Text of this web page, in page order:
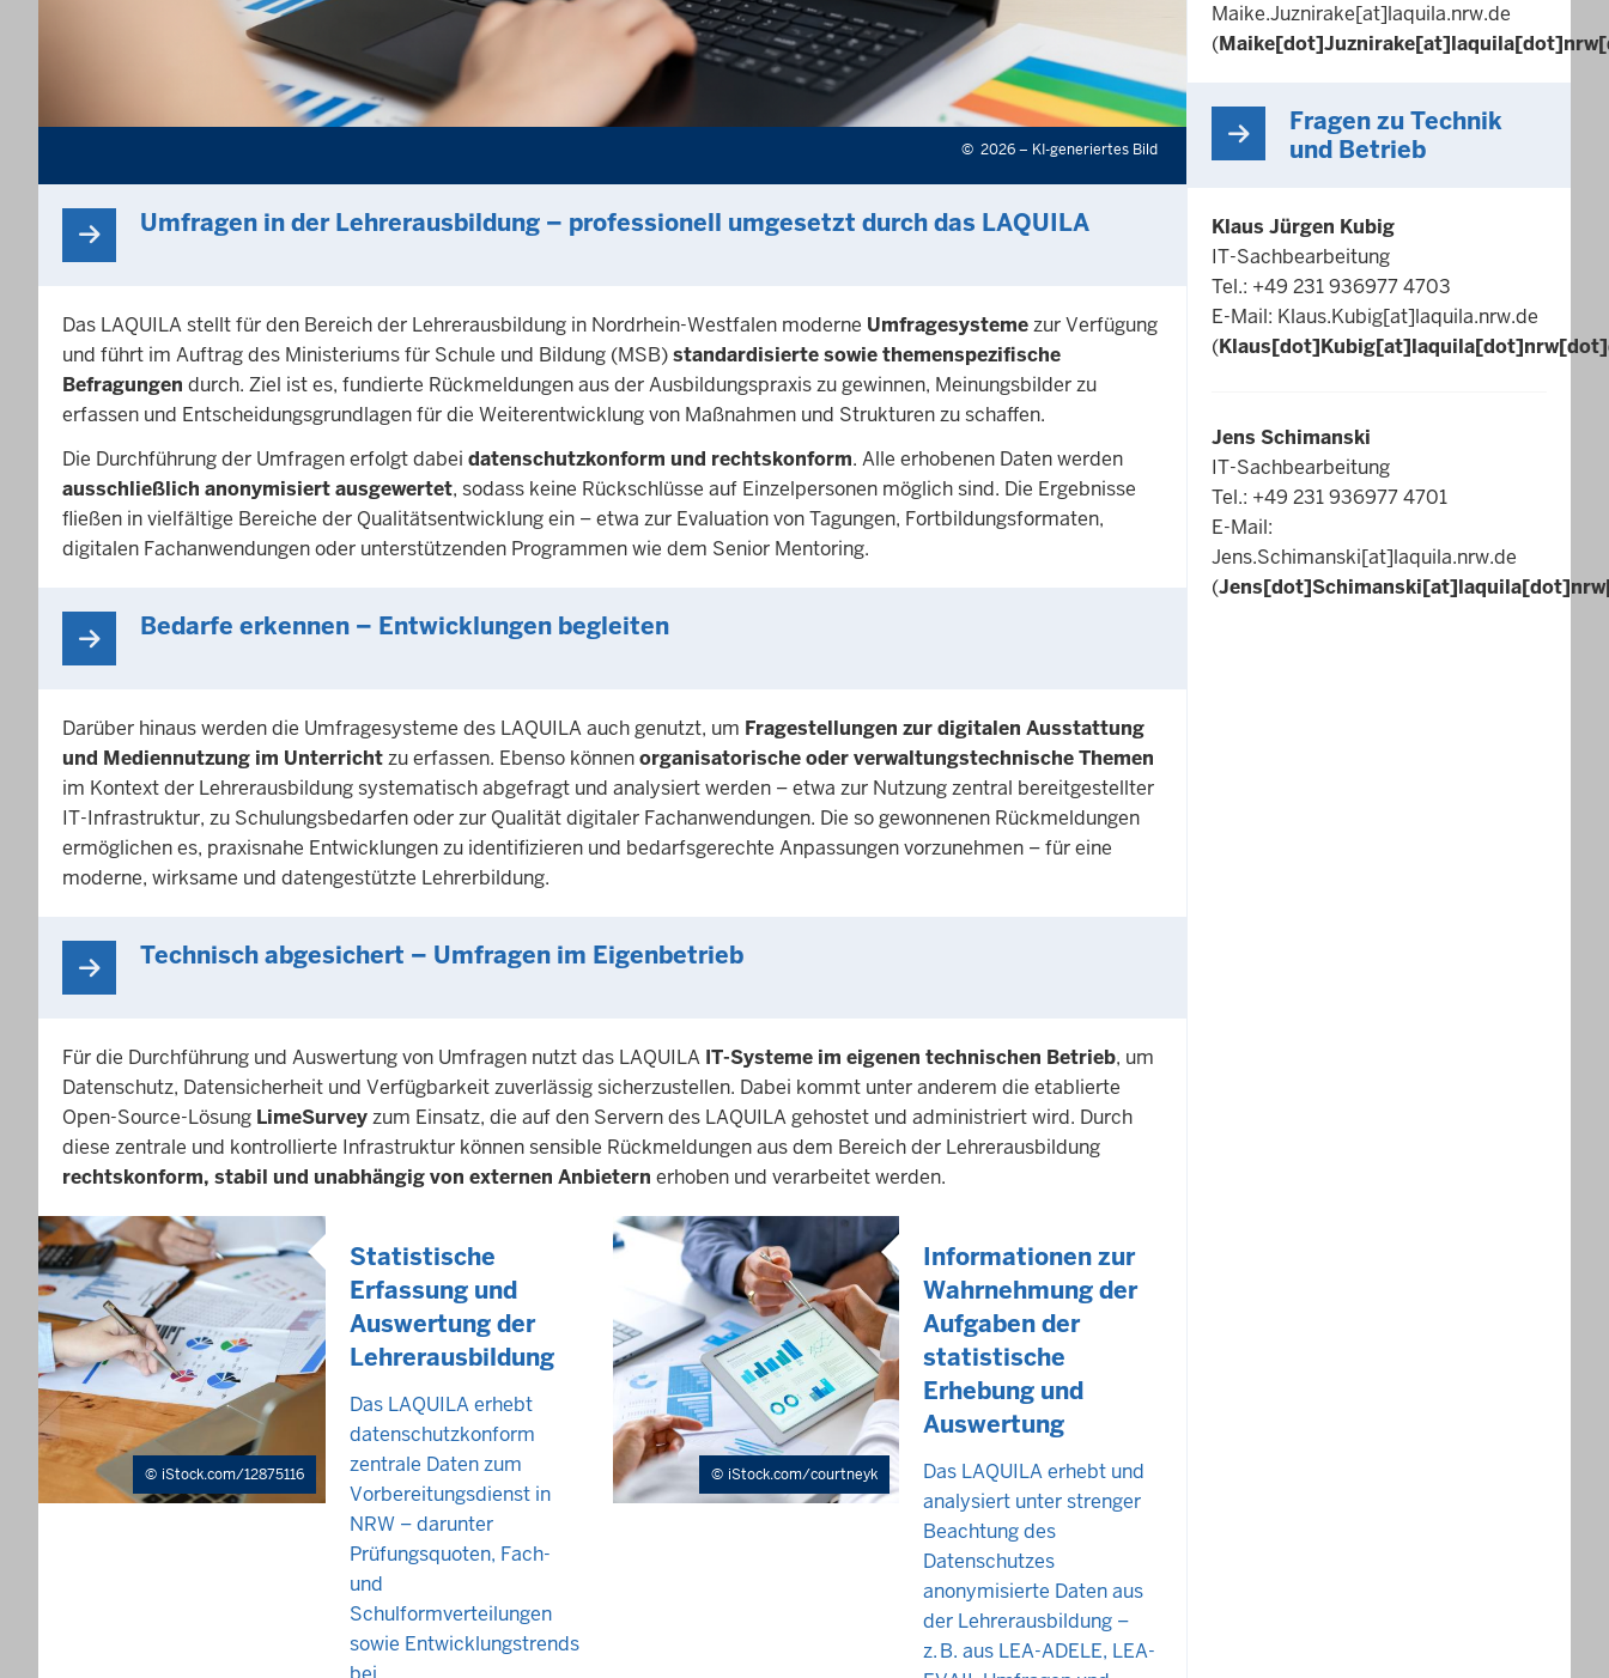
© 2026 – KI-generiertes Bild
Umfragen in der Lehrerausbildung – professionell umgesetzt durch das LAQUILA
Das LAQUILA stellt für den Bereich der Lehrerausbildung in Nordrhein-Westfalen moderne Umfragesystemezur Verfügung
und führt im Auftrag des Ministeriums für Schule und Bildung (MSB)standardisierte sowie themenspezifische
Befragungen durch. Ziel ist es, fundierte Rückmeldungen aus der Ausbildungspraxis zu gewinnen, Meinungsbilder zu
erfassen und Entscheidungsgrundlagen für die Weiterentwicklung von Maßnahmen und Strukturen zu schaffen.
Die Durchführung der Umfragen erfolgt dabei datenschutzkonform und rechtskonform. Alle erhobenen Daten werden
ausschließlich anonymisiert ausgewertet, sodass keine Rückschlüsse auf Einzelpersonen möglich sind. Die Ergebnisse
fließen in vielfältige Bereiche der Qualitätsentwicklung ein – etwa zur Evaluation von Tagungen, Fortbildungsformaten,
digitalen Fachanwendungen oder unterstützenden Programmen wie dem Senior Mentoring.
Bedarfe erkennen – Entwicklungen begleiten
Darüber hinaus werden die Umfragesysteme des LAQUILA auch genutzt, um Fragestellungen zur digitalen Ausstattung
und Mediennutzung im Unterrichtzu erfassen. Ebenso könnenorganisatorische oder verwaltungstechnische Themen
im Kontext der Lehrerausbildung systematisch abgefragt und analysiert werden – etwa zur Nutzung zentral bereitgestellter
IT-Infrastruktur, zu Schulungsbedarfen oder zur Qualität digitaler Fachanwendungen. Die so gewonnenen Rückmeldungen
ermöglichen es, praxisnahe Entwicklungen zu identifizieren und bedarfsgerechte Anpassungen vorzunehmen – für eine
moderne, wirksame und datengestützte Lehrerbildung.
Technisch abgesichert – Umfragen im Eigenbetrieb
Für die Durchführung und Auswertung von Umfragen nutzt das LAQUILA IT-Systeme im eigenen technischen Betrieb, um
Datenschutz, Datensicherheit und Verfügbarkeit zuverlässig sicherzustellen. Dabei kommt unter anderem die etablierte
Open-Source-Lösung LimeSurveyzum Einsatz, die auf den Servern des LAQUILA gehostet und administriert wird. Durch
diese zentrale und kontrollierte Infrastruktur können sensible Rückmeldungen aus dem Bereich der Lehrerausbildung
rechtskonform, stabil und unabhängig von externen Anbietern erhoben und verarbeitet werden.
iStock.com/12875116
Statistische
Erfassung und
Auswertung der
Lehrerausbildung
Das LAQUILA erhebt
datenschutzkonform
zentrale Daten zum
Vorbereitungsdienst in
NRW – darunter
Prüfungsquoten, Fach-
und
Schulformverteilungen
sowie Entwicklungstrends
iStock.com/courtneyk
Informationen zur
Wahrnehmung der
Aufgaben der
statistische
Erhebung und
Auswertung
Das LAQUILA erhebt und
analysiert unter strenger
Beachtung des
Datenschutzes
anonymisierte Daten aus
der Lehrerausbildung –
z. B. aus LEA-ADELE, LEA-
Maike.Juznirake[at]laquila.nrw.de
(
Fragen zu Technik
und Betrieb
Klaus Jürgen Kubig
IT-Sachbearbeitung
Tel.: +49 231 936977 4703
E-Mail: Klaus.Kubig[at]laquila.nrw.de
(
Jens Schimanski
IT-Sachbearbeitung
Tel.: +49 231 936977 4701
E-Mail:
Jens.Schimanski[at]laquila.nrw.de
(